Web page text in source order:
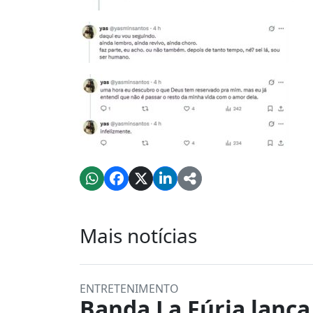
Mais notícias
ENTRETENIMENTO